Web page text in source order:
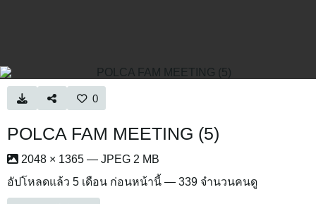
0
POLCA FAM MEETING (5)
2048 × 1365 — JPEG 2 MB
อัปโหลดแล้ว 5 เดือน ก่อนหน้านี้ — 339 จำนวนคนดู